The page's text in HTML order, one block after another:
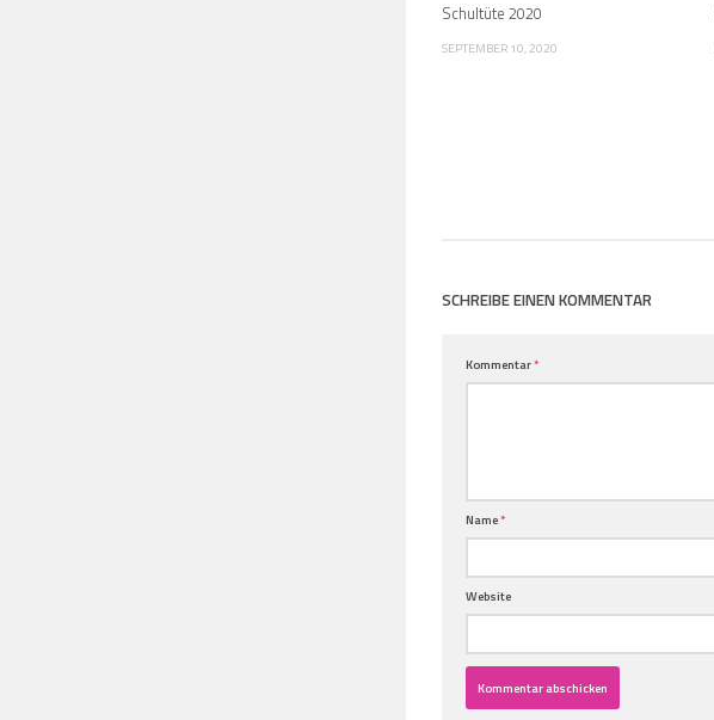
Schultüte 2020
SEPTEMBER 10, 2020
SCHREIBE EINEN KOMMENTAR
Kommentar*
Name*
Website